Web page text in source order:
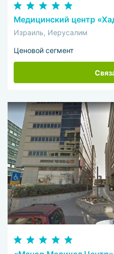
Медицинский центр
Израиль, Иерусалим
Ценовой сегмент